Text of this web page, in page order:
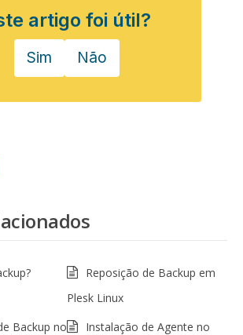
artigo foi útil?
Sim Não
Reposição de Backup em
Plesk Linux
Backup no
Instalação de Agente no